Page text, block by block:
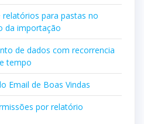
para pastas no
da importação
de dados com recorrencia
tempo
Email de Boas Vindas
por relatório